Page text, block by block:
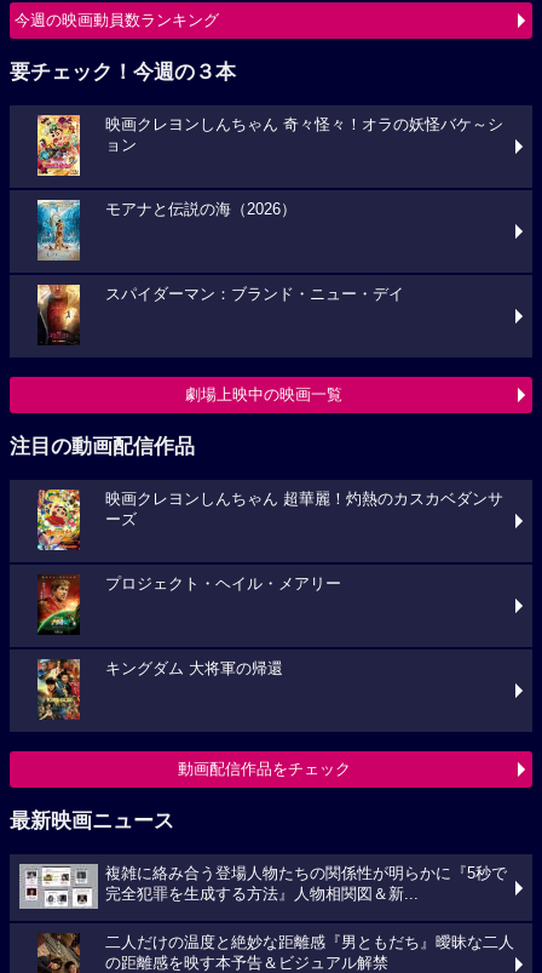
今週の映画動員数ランキング
要チェック！今週の３本
映画クレヨンしんちゃん 奇々怪々！オラの妖怪バケ～シ
ョン
モアナと伝説の海（2026）
スパイダーマン：ブランド・ニュー・デイ
劇場上映中の映画一覧
注目の動画配信作品
映画クレヨンしんちゃん 超華麗！灼熱のカスカベダンサ
ーズ
プロジェクト・ヘイル・メアリー
キングダム 大将軍の帰還
動画配信作品をチェック
最新映画ニュース
複雑に絡み合う登場人物たちの関係性が明らかに『5秒で
完全犯罪を生成する方法』人物相関図＆新...
二人だけの温度と絶妙な距離感『男ともだち』曖昧な二人
の距離感を映す本予告＆ビジュアル解禁